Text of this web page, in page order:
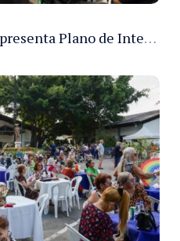
Prefeitura de Manaus apresenta Plano de Integridade da CGM e qualifica servidores para governança e conformidade no biênio 2027-2028